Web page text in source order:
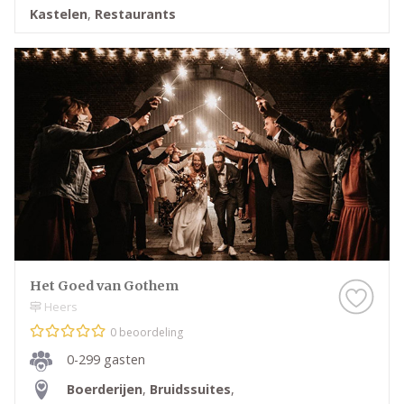
Kastelen, Restaurants
Het Goed van Gothem
Heers
0 beoordeling
0-299 gasten
Boerderijen, Bruidssuites,